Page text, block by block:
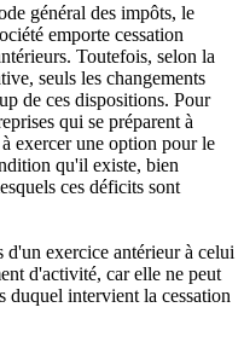
général des impôts, le
emporte cessation
Toutefois, selon la
seuls les changements
de ces dispositions. Pour
qui se préparent à
exercer une option pour le
qu'il existe, bien
ces déficits sont
d'un exercice antérieur à celui
d'activité, car elle ne peut
duquel intervient la cessation